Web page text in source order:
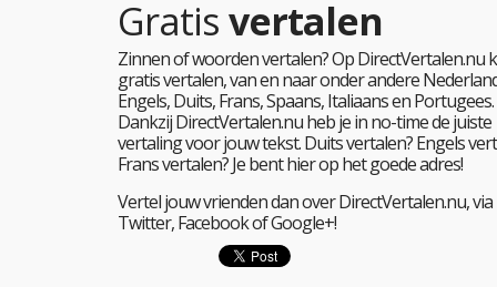
Gratisvertalen
Zinnen of woorden vertalen? Op DirectVertalen.nu
gratis vertalen, van en naar onder andere
Engels, Duits, Frans, Spaans, Italiaans en Portugees.
Dankzij DirectVertalen.nu heb je in no-time de juiste
vertaling voor jouw tekst. Duits vertalen? Engels
Frans vertalen? Je bent hier op het goede adres!
Vertel jouw vrienden dan over DirectVertalen.nu, via
Twitter, Facebook of Google+!